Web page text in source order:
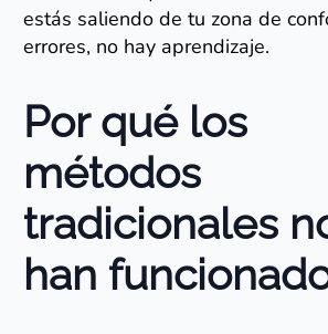
estás saliendo de tu zona de
errores, no hay aprendizaje.
Por qué los
métodos
tradicionales
han